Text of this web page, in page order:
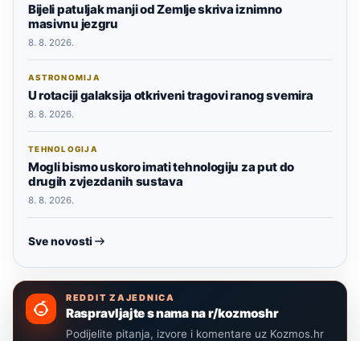
Bijeli patuljak manji od Zemlje skriva iznimno
masivnu jezgru
8. 8. 2026.
ASTRONOMIJA
U rotaciji galaksija otkriveni tragovi ranog svemira
8. 8. 2026.
TEHNOLOGIJA
Mogli bismo uskoro imati tehnologiju za put do
drugih zvjezdanih sustava
8. 8. 2026.
Sve novosti
REDDIT ZAJEDNICA
Raspravljajte s nama na r/kozmoshr
Podijelite pitanja, izvore i komentare uz Kozmos.hr